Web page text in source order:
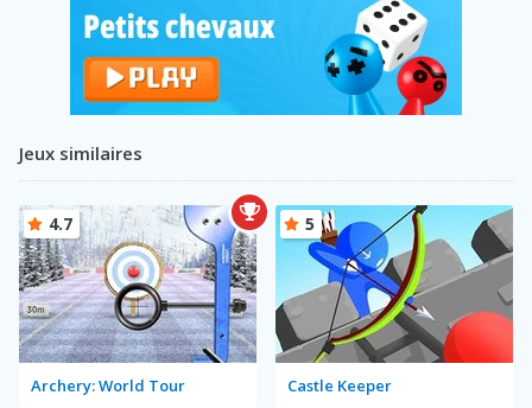
Jeux similaires
Archery: World Tour
4.7
Castle Keeper
5